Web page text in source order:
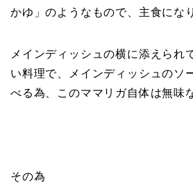
かゆ」のようなもので、主食にな
メインディッシュの横に添えられ
い料理で、メインディッシュのソ
べる為、このママリガ自体は無味
その為